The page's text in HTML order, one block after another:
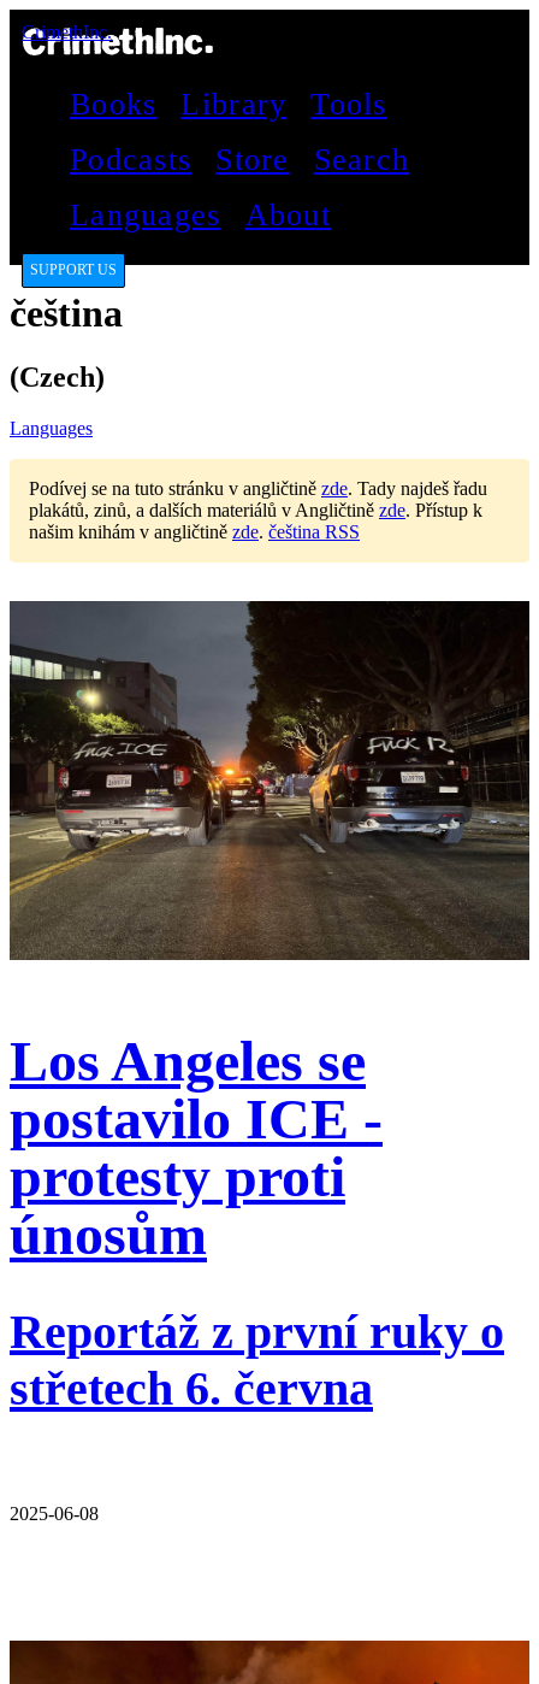
CrimethInc.
Books Library
Tools
Podcasts
Store
Search
Languages
About
SUPPORT US
čeština
(Czech)
Languages
Podívej se na tuto stránku v angličtině zde. Tady najdeš řadu
plakátů, zinů, a dalších materiálů v Angličtině zde. Přístup k
našim knihám v angličtině zde. čeština RSS
Los Angeles se
postavilo ICE -
protesty proti
únosům
Reportáž z první ruky o
střetech 6. června
2025-06-08